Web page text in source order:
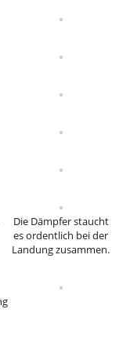
Die Dämpfer staucht
es ordentlich bei der
Landung zusammen.